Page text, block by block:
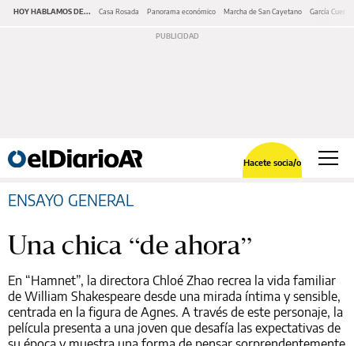
HOY HABLAMOS DE... Casa Rosada Panorama económico Marcha de San Cayetano García Cuerva
Hacete socia/o
ENSAYO GENERAL
Una chica “de ahora”
En “Hamnet”, la directora Chloé Zhao recrea la vida familiar
de William Shakespeare desde una mirada íntima y sensible,
centrada en la figura de Agnes. A través de este personaje, la
película presenta a una joven que desafía las expectativas de